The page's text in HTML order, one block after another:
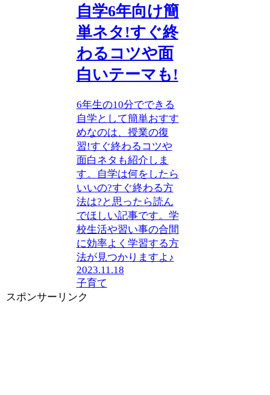
自学6年向け簡
単ネタ!すぐ終
わるコツや面
白いテーマも!
6年生の10分でできる
自学として簡単おすす
めなのは、授業の復
習!すぐ終わるコツや
面白ネタも紹介しま
す。自学は何をしたら
いいの?すぐ終わる方
法は?と思ったら読ん
でほしい記事です。学
校生活や習い事の合間
に効率よく学習する方
法が見つかりますよ♪
2023.11.18
子育て
スポンサーリンク